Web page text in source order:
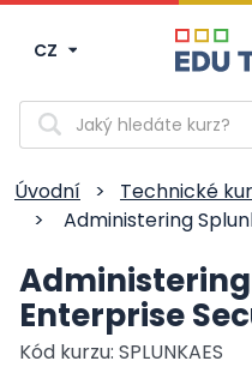
CZ
Vyhledávání
Úvodní > Technické
>
Administering
Enterprise
Kód kurzu: SPLUNKAES